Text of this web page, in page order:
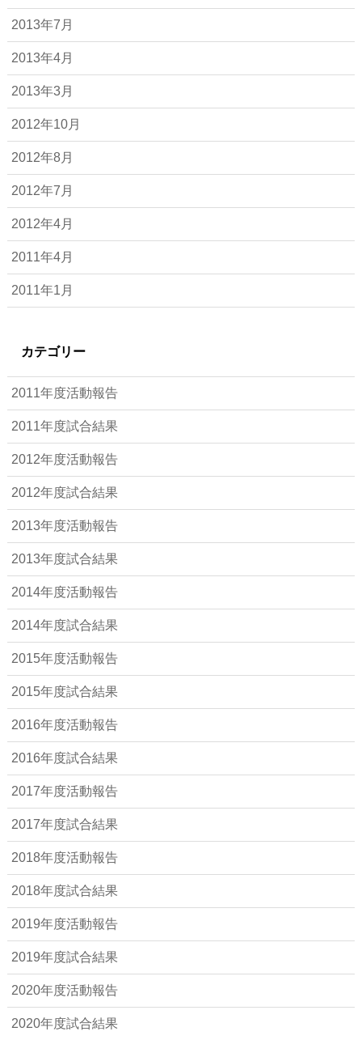
2013年7月
2013年4月
2013年3月
2012年10月
2012年8月
2012年7月
2012年4月
2011年4月
2011年1月
カテゴリー
2011年度活動報告
2011年度試合結果
2012年度活動報告
2012年度試合結果
2013年度活動報告
2013年度試合結果
2014年度活動報告
2014年度試合結果
2015年度活動報告
2015年度試合結果
2016年度活動報告
2016年度試合結果
2017年度活動報告
2017年度試合結果
2018年度活動報告
2018年度試合結果
2019年度活動報告
2019年度試合結果
2020年度活動報告
2020年度試合結果